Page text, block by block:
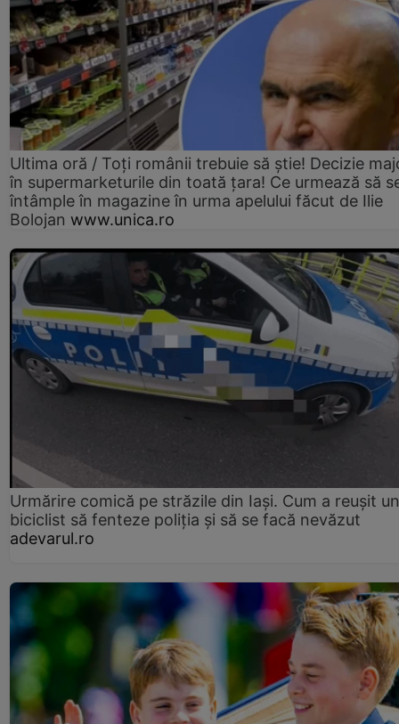
Ultima oră / Toți românii trebuie să știe! Decizie
în supermarketurile din toată țara! Ce urmează să
întâmple în magazine în urma apelului făcut de Ilie
Bolojan www.unica.ro
Urmărire comică pe străzile din Iași. Cum a reușit un
biciclist să fenteze poliția și să se facă nevăzut
adevarul.ro